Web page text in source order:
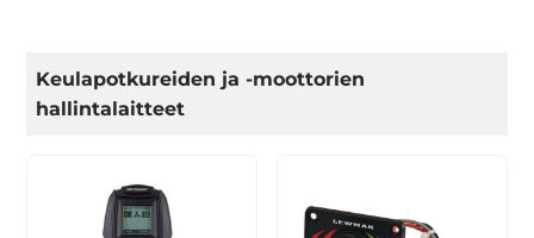
Keulapotkureiden ja -moottorien
hallintalaitteet